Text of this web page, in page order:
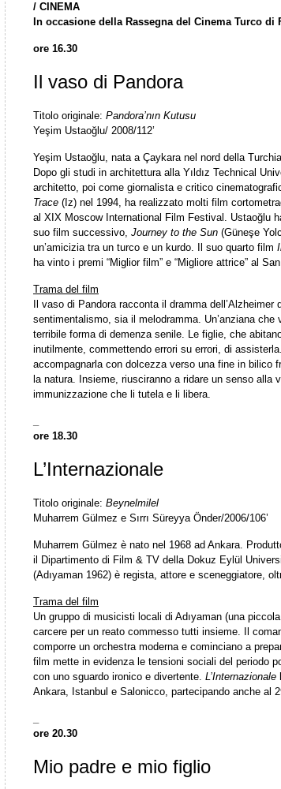
/ CINEMA
In occasione della Rassegna del Cinema Turco di
ore 16.30
Il vaso di Pandora
Titolo originale: Pandora’nın Kutusu
Yeşim Ustaoğlu/ 2008/112’
Yeşim Ustaoğlu, nata a Çaykara nel nord della
Dopo gli studi in architettura alla Yıldız Technical
architetto, poi come giornalista e critico
Trace (Iz) nel 1994, ha realizzato molti film
al XIX Moscow International Film Festival. Ustaoğlu
suo film successivo, Journey to the Sun (Güneşe
un’amicizia tra un turco e un kurdo. Il suo quarto film
ha vinto i premi “Miglior film” e “Migliore attrice” al
Trama del film
Il vaso di Pandora racconta il dramma
sentimentalismo, sia il melodramma. Un’anziana
terribile forma di demenza senile. Le figlie, che
inutilmente, commettendo errori su errori, di
accompagnarla con dolcezza verso una fine in bilico
la natura. Insieme, riusciranno a ridare un senso alla
immunizzazione che li tutela e li libera.
ore 18.30
L’Internazionale
Titolo originale: Beynelmilel
Muharrem Gülmez e Sırrı Süreyya Önder/2006/106’
Muharrem Gülmez è nato nel 1968 ad Ankara.
il Dipartimento di Film & TV della Dokuz Eylül
(Adıyaman 1962) è regista, attore e sceneggiatore,
Trama del film
Un gruppo di musicisti locali di Adıyaman (una
carcere per un reato commesso tutti insieme. Il
comporre un orchestra moderna e cominciano a
film mette in evidenza le tensioni sociali del periodo
con uno sguardo ironico e divertente. L’Internazionale
Ankara, Istanbul e Salonicco, partecipando anche al
ore 20.30
Mio padre e mio figlio